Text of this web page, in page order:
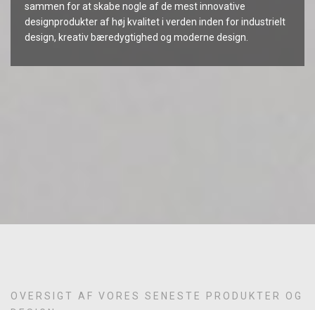
sammen for at skabe nogle af de mest innovative
designprodukter af høj kvalitet i verden inden for industrielt
design, kreativ bæredygtighed og moderne design.
OVERSIGT AF VORES SENESTE PRODUKTER OG